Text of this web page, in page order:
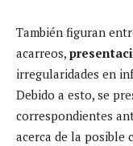
También figuran
acarreos,
irregularidades en
Debido a esto, se
correspondientes
acerca de la posible